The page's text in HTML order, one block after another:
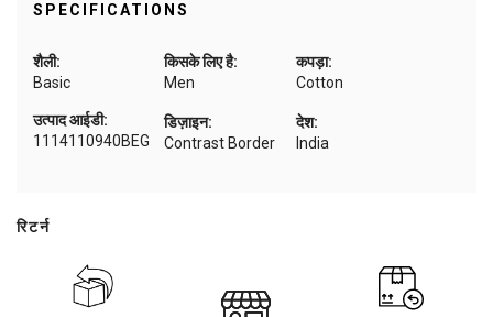
SPECIFICATIONS
शैली:
Basic
किसके लिए है:
Men
कपड़ा:
Cotton
डिज़ाइन:
Contrast Border
देश:
India
उत्पाद आईडी:
1114110940BEG
रिटर्न